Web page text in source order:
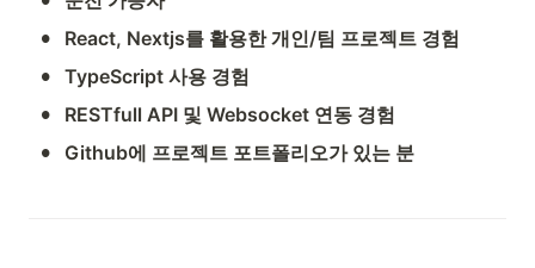
• React, Nextjs를 활용한 개인/팀 프로젝트 경험
• TypeScript 사용 경험
• RESTfull API 및 Websocket 연동 경험
• Github에 프로젝트 포트폴리오가 있는 분